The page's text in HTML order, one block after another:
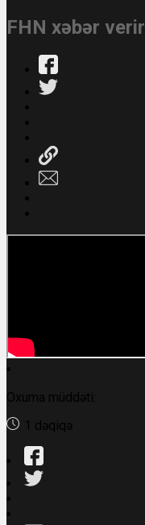
FHN xəbər verir
Oxuma müddəti:
1 dəqiqə